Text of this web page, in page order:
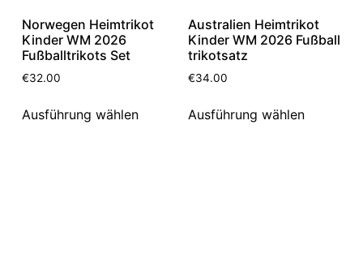
Norwegen Heimtrikot
Kinder WM 2026
Fußballtrikots Set
€32.00
Ausführung wählen
Australien Heimtrikot
Kinder WM 2026 Fußball
trikotsatz
€34.00
Ausführung wählen